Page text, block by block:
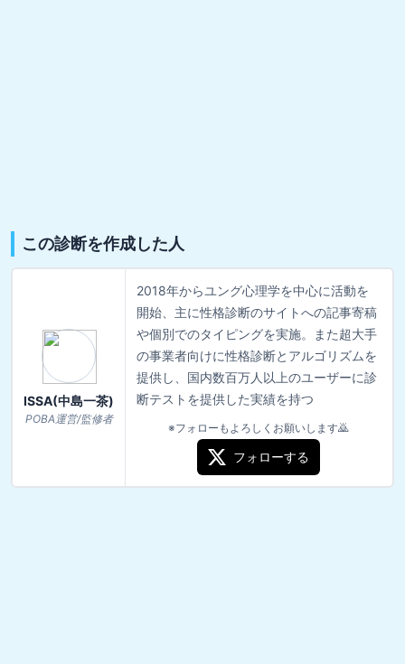
この診断を作成した人
ISSA(中島一茶)
POBA運営/監修者
2018年からユング心理学を中心に活動を
開始、主に性格診断のサイトへの記事寄稿
や個別でのタイピングを実施。また超大手
の事業者向けに性格診断とアルゴリズムを
提供し、国内数百万人以上のユーザーに診
断テストを提供した実績を持つ
※フォローもよろしくお願いします🙇
フォローする